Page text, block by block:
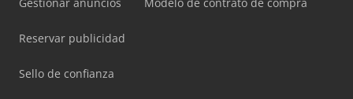
Reservar publicidad
Sello de confianza